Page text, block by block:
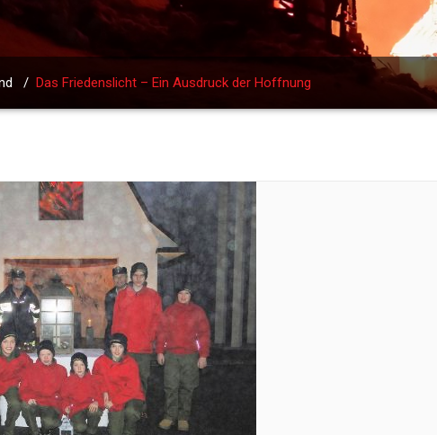
/ Das Friedenslicht – Ein Ausdruck der Hoffnung